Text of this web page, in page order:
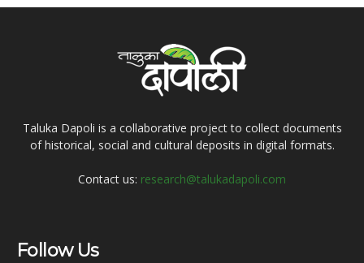
Taluka Dapoli is a collaborative project to collect documents
of historical, social and cultural deposits in digital formats.
Contact us: research@talukadapoli.com
Follow Us